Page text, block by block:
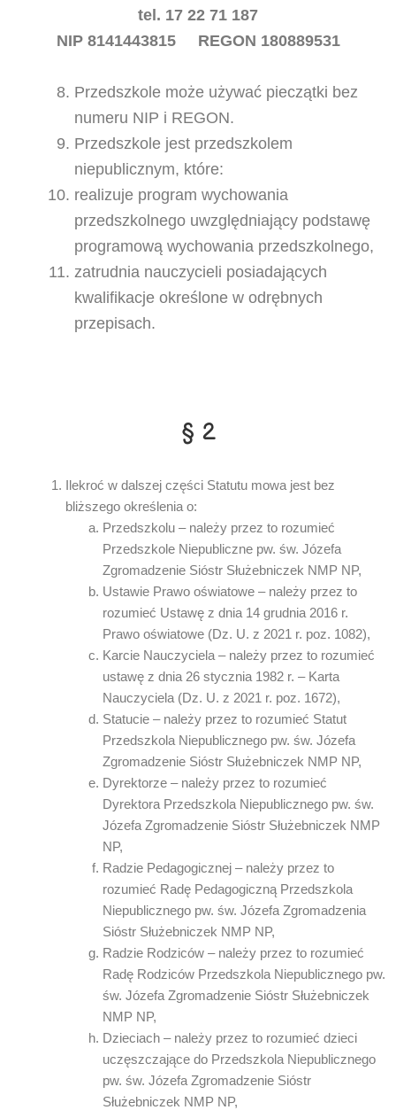
tel. 17 22 71 187
NIP 8141443815 REGON 180889531
Przedszkole może używać pieczątki bez
numeru NIP i REGON.
Przedszkole jest przedszkolem
niepublicznym, które:
realizuje program wychowania
przedszkolnego uwzględniający podstawę
programową wychowania przedszkolnego,
zatrudnia nauczycieli posiadających
kwalifikacje określone w odrębnych
przepisach.
§ 2
Ilekroć w dalszej części Statutu mowa jest bez
bliższego określenia o:
Przedszkolu – należy przez to rozumieć
Przedszkole Niepubliczne pw. św. Józefa
Zgromadzenie Sióstr Służebniczek NMP NP,
Ustawie Prawo oświatowe – należy przez to
rozumieć Ustawę z dnia 14 grudnia 2016 r.
Prawo oświatowe (Dz. U. z 2021 r. poz. 1082),
Karcie Nauczyciela – należy przez to rozumieć
ustawę z dnia 26 stycznia 1982 r. – Karta
Nauczyciela (Dz. U. z 2021 r. poz. 1672),
Statucie – należy przez to rozumieć Statut
Przedszkola Niepublicznego pw. św. Józefa
Zgromadzenie Sióstr Służebniczek NMP NP,
Dyrektorze – należy przez to rozumieć
Dyrektora Przedszkola Niepublicznego pw. św.
Józefa Zgromadzenie Sióstr Służebniczek NMP
NP,
Radzie Pedagogicznej – należy przez to
rozumieć Radę Pedagogiczną Przedszkola
Niepublicznego pw. św. Józefa Zgromadzenia
Sióstr Służebniczek NMP NP,
Radzie Rodziców – należy przez to rozumieć
Radę Rodziców Przedszkola Niepublicznego pw.
św. Józefa Zgromadzenie Sióstr Służebniczek
NMP NP,
Dzieciach – należy przez to rozumieć dzieci
uczęszczające do Przedszkola Niepublicznego
pw. św. Józefa Zgromadzenie Sióstr
Służebniczek NMP NP,